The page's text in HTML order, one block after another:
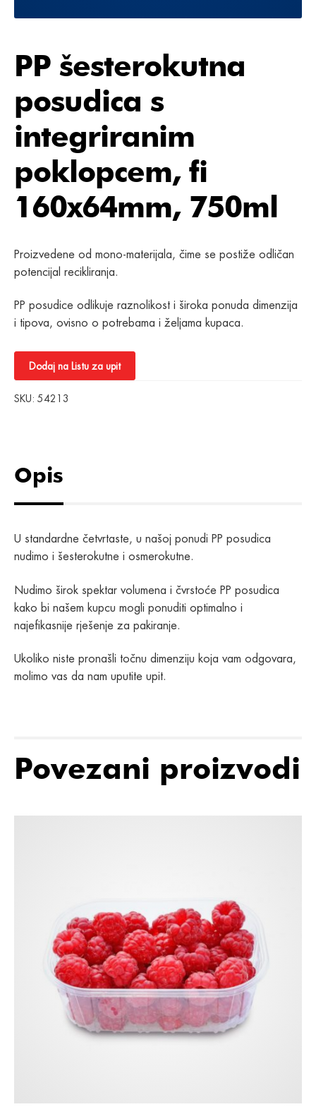
PP šesterokutna
posudica s
integriranim
poklopcem, fi
160x64mm, 750ml
Proizvedene od mono-materijala, čime se postiže odličan
potencijal recikliranja.
PP posudice odlikuje raznolikost i široka ponuda dimenzija
i tipova, ovisno o potrebama i željama kupaca.
Dodaj na Listu za upit
SKU: 54213
Opis
U standardne četvrtaste, u našoj ponudi PP posudica
nudimo i šesterokutne i osmerokutne.
Nudimo širok spektar volumena i čvrstoće PP posudica
kako bi našem kupcu mogli ponuditi optimalno i
najefikasnije rješenje za pakiranje.
Ukoliko niste pronašli točnu dimenziju koja vam odgovara,
molimo vas da nam uputite upit.
Povezani proizvodi